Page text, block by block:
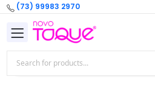
(73) 99983 2970